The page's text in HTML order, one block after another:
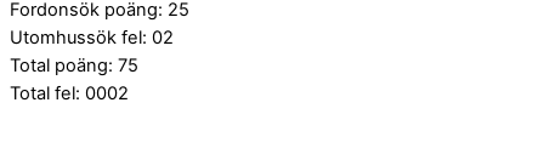
Fordonsök poäng: 25
Utomhussök fel: 02
Total poäng: 75
Total fel: 0002